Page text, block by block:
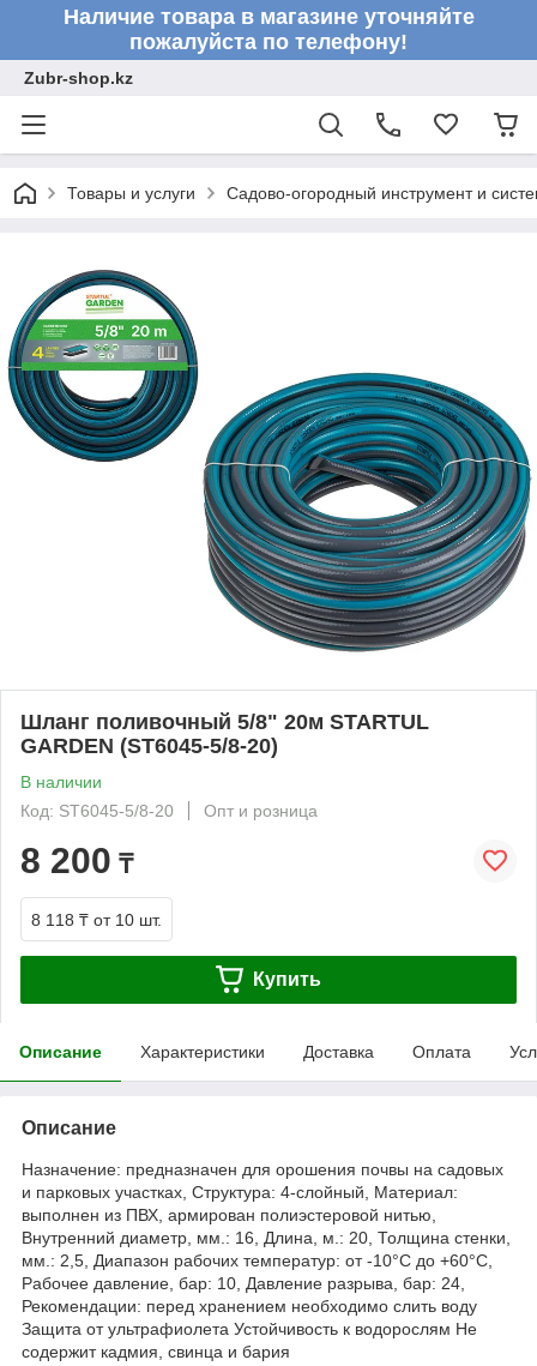
Наличие товара в магазине уточняйте
пожалуйста по телефону!
Zubr-shop.kz
Товары и услуги Садово-огородный инструмент и
Шланг поливочный 5/8" 20м STARTUL
GARDEN (ST6045-5/8-20)
В наличии
Код: ST6045-5/8-20
Опт и розница
8 200 ₸
8 118 ₸ от 10 шт.
Купить
Описание Характеристики Доставка Оплата
Описание
Назначение: предназначен для орошения почвы на садовых
и парковых участках, Структура: 4-слойный, Материал:
выполнен из ПВХ, армирован полиэстеровой нитью,
Внутренний диаметр, мм.: 16, Длина, м.: 20, Толщина стенки,
мм.: 2,5, Диапазон рабочих температур: от -10°C до +60°C,
Рабочее давление, бар: 10, Давление разрыва, бар: 24,
Рекомендации: перед хранением необходимо слить воду
Защита от ультрафиолета Устойчивость к водорослям Не
содержит кадмия, свинца и бария